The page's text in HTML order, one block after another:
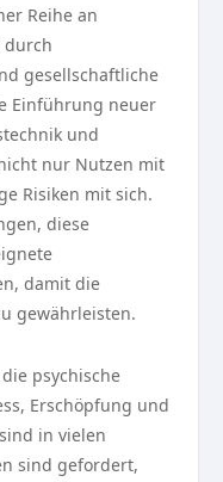
Reihe an
durch
gesellschaftliche
Einführung neuer
und
nur Nutzen mit
Risiken mit sich.
diese
damit die
gewährleisten.
psychische
Erschöpfung und
in vielen
sind gefordert,